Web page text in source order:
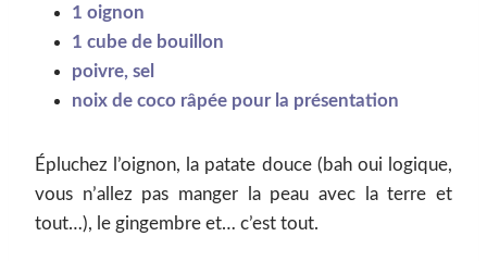
1 oignon
1 cube de bouillon
poivre, sel
noix de coco râpée pour la présentation
Épluchez l’oignon, la patate douce (bah oui logique,
vous n’allez pas manger la peau avec la terre et
tout…), le gingembre et… c’est tout.